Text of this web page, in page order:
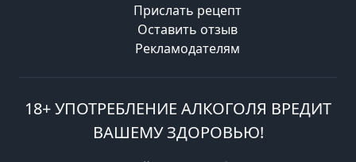
Прислать рецепт
Оставить отзыв
Рекламодателям
18+ УПОТРЕБЛЕНИЕ АЛКОГОЛЯ ВРЕДИТ
ВАШЕМУ ЗДОРОВЬЮ!